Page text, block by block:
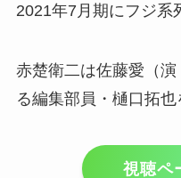
2021年7月期にフジ系
赤楚衛二は佐藤愛（
る編集部員・樋口拓也
視聴ペ